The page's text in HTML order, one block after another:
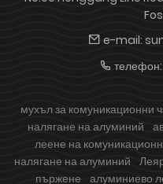
e-mail:
телефон:
мухъл за комуникационни
налягане на алуминий
леене на
налягане на алуминий
пържене алуминиево